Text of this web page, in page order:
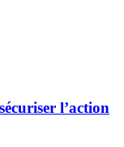
l’action